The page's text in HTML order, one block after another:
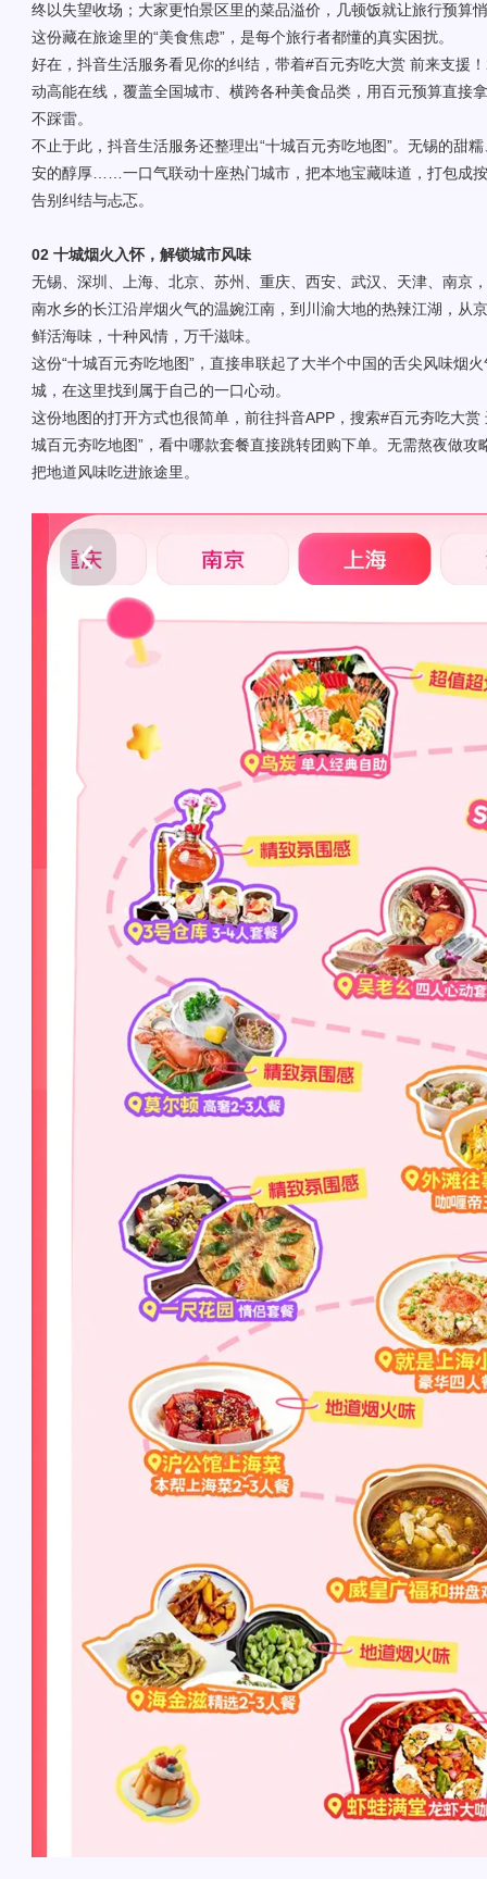
终以失望收场；大家更怕景区里的菜品溢价，几顿饭就让旅行预算
这份藏在旅途里的“美食焦虑”，是每个旅行者都懂的真实困扰。
好在，抖音生活服务看见你的纠结，带着#百元夯吃大赏 前来支援
动高能在线，覆盖全国城市、横跨各种美食品类，用百元预算直接
不踩雷。
不止于此，抖音生活服务还整理出“十城百元夯吃地图”。无锡的甜
安的醇厚……一口气联动十座热门城市，把本地宝藏味道，打包成
告别纠结与忐忑。
02 十城烟火入怀，解锁城市风味
无锡、深圳、上海、北京、苏州、重庆、西安、武汉、天津、南京
南水乡的长江沿岸烟火气的温婉江南，到川渝大地的热辣江湖，从
鲜活海味，十种风情，万千滋味。
这份“十城百元夯吃地图”，直接串联起了大半个中国的舌尖风味烟
城，在这里找到属于自己的一口心动。
这份地图的打开方式也很简单，前往抖音APP，搜索#百元夯吃大赏
城百元夯吃地图”，看中哪款套餐直接跳转团购下单。无需熬夜做攻
把地道风味吃进旅途里。